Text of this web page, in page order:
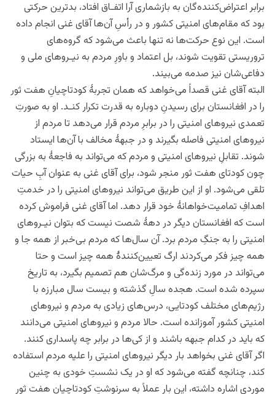
برابر اعتراض‌کننده‌گان به بازشماری آرا اتفـاق افتاد، بدترین حرکتی
بود که مقام‌های امنیتی کشور و در رأسِ آن‌ها آقای غنی انجام داده
است. این نوع حرکت‌ها نه تنها باعث می‌شود که گروه‌های
تروریستی تقویت شوند، بل اعتماد و باورِ مردم به نیـروهای ملی و
دفاعی‌شان نیز صدمه می‌بیند.
البته آقای غنی قصداً می‌خواهد که همان تجربۀ کودتاچیانِ هفت ثور
را در افغانستان برای رسیدنِ دوباره به قدرت تکرار کنـد. او به صورتِ
تعمدی نیروهای امنیتی را در برابرِ مردم قرار می‌دهد تا مردم از
نیروهای امنیتی فاصله بگیرند و در جبهۀ مخالف با آن‌ها ایستاد
شوند. تقابلِ نیروهای امنیتی و مردم که می‌تواند به فاجعۀ به بزرگی
چون کودتای هفت ثور منجر شود، برای آقای غنی به عنوان آبِ حیات
تلقی می‌شود. او از این طریق می‌تواند نیروهای امنیتی را در خدمتِ
اهدافِ تمامیت‌خواهانۀ خود قرار دهد. اما آقای غنی فراموش کرده
است که افغانستان دیگر در دهۀ شصت نیست که بتوان نیـروهای
امنیتی را به جنگِ مردم برد. آن سال‌ها که مردم بی‌خبر از همه جا و
همه چیز فکر می‌کردند ارگ تعیین‌کنندۀ همه چیز است و حتا
می‌تواند در مورد زنده‌گی و مرگ‌شان هم تصمیم بگیرد، به تاریخ
سپرده شده است. هجده سالِ گذشته و بیست سال مبارزه با
رژیم‌های مختلف کودتایی، درس‌های زیادی به مردم و نیروهای
امنیتی کشور آموزانده است. حالا مردم و نیروهای امنیتی می‌دانند
که باید در کدام جبهه باشند و از کی‌ها در برابر چه پاسداری کنند.
اگر آقای غنی بخواهد بار دیگر نیروهای امنیتی را علیه مردم استفاده
کند، چنانچه گفته می‌شود که او در یک نشستِ خودی به چنین
موردی اشاره داشته، این بار عملاً به سرنوشتِ کودتاچیانِ هفت ثور